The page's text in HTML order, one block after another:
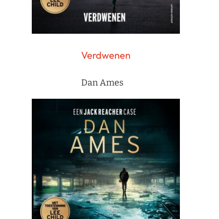
Verdwenen
Dan Ames